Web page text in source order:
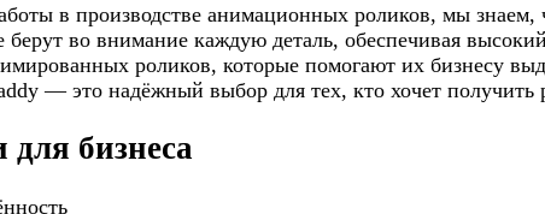
в производстве анимационных роликов, мы
во внимание каждую деталь, обеспечивая
роликов, которые помогают их бизнесу
— это надёжный выбор для тех, кто хочет получить
бизнеса